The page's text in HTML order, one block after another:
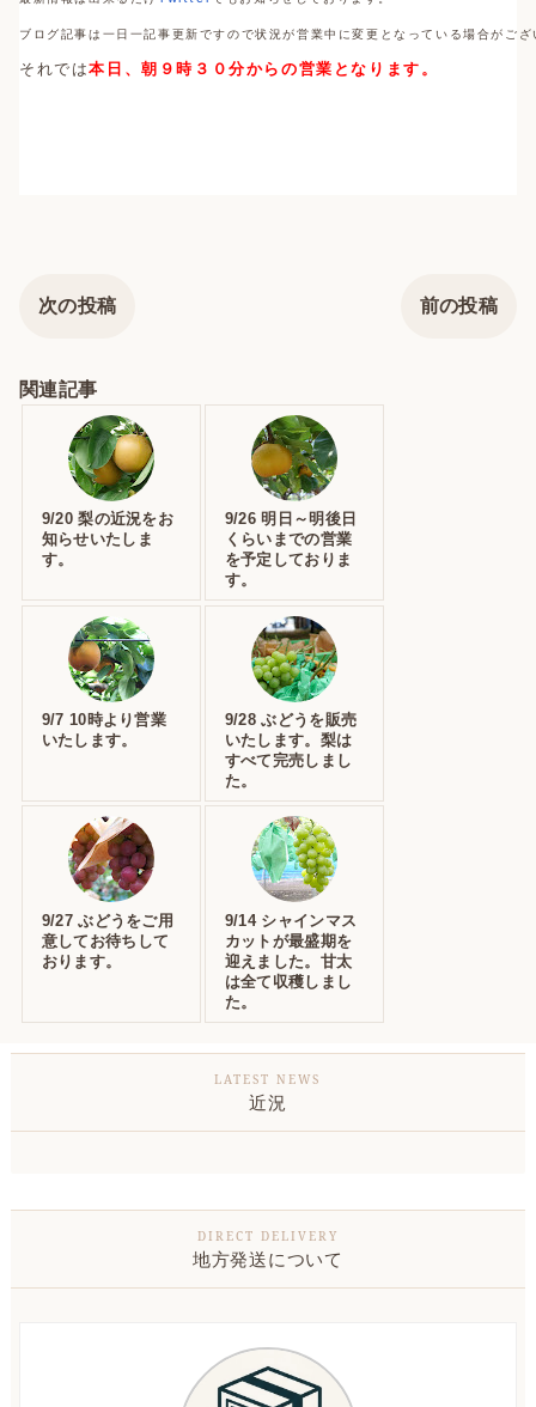
ブログ記事は一日一記事更新ですので状況が営業中に変更となっている場合がござ
それでは本日、朝９時３０分からの営業となります。
次の投稿 前の投稿
関連記事
9/20 梨の近況をお
知らせいたしま
す。
9/26 明日～明後日
くらいまでの営業
を予定しておりま
す。
9/7 10時より営業
いたします。
9/28 ぶどうを販売
いたします。梨は
すべて完売しまし
た。
9/27 ぶどうをご用
意してお待ちして
おります。
9/14 シャインマス
カットが最盛期を
迎えました。甘太
は全て収穫しまし
た。
近況
地方発送について